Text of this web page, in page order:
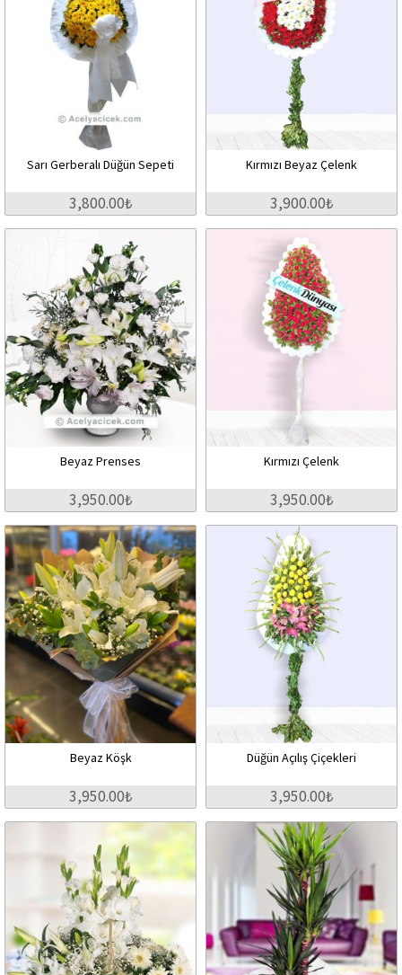
Sarı Gerberalı Düğün Sepeti
3,800.00₺
Kırmızı Beyaz Çelenk
3,900.00₺
Beyaz Prenses
3,950.00₺
Kırmızı Çelenk
3,950.00₺
Beyaz Köşk
3,950.00₺
Düğün Açılış Çiçekleri
3,950.00₺